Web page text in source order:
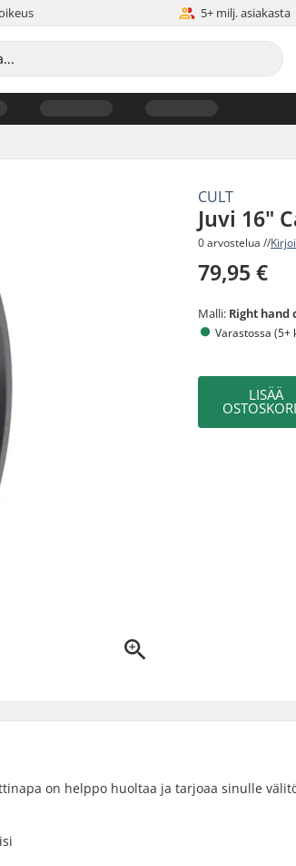
5+ milj. asiakasta
CULT
Juvi 16"
0 arvostelua //
79,95 €
Malli: Right hand
Varastossa (5+
LISÄÄ
on helppo huoltaa ja tarjoaa sinulle